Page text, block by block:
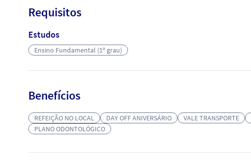
Requisitos
Estudos
Ensino Fundamental (1º grau)
Benefícios
REFEIÇÃO NO LOCAL DAY OFF ANIVERSÁRIO VALE TRANSPORTE
PLANO ODONTOLÓGICO